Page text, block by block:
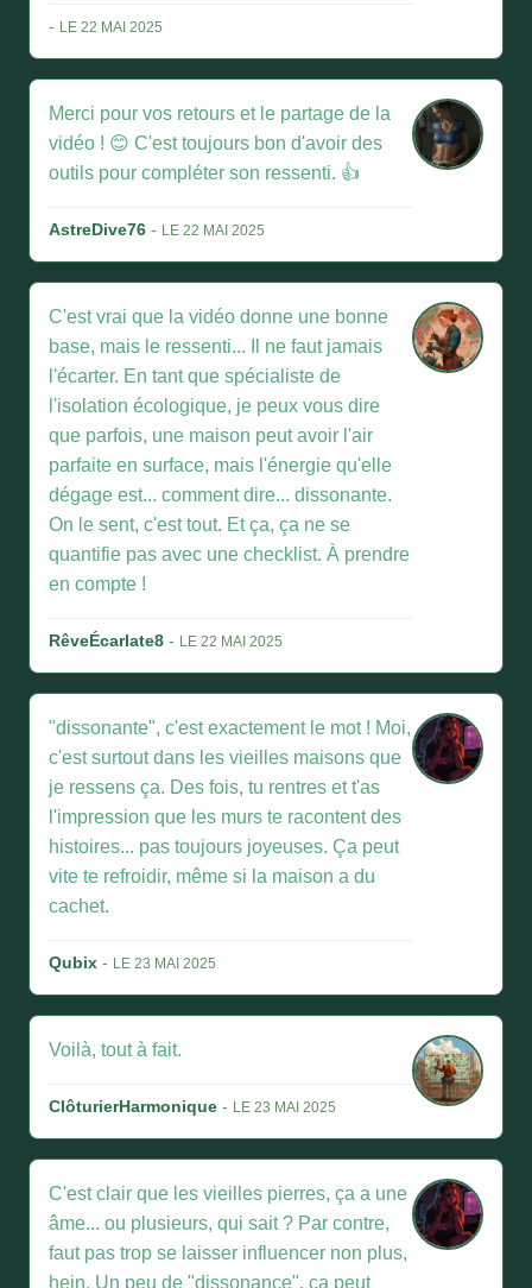
- LE 22 MAI 2025
Merci pour vos retours et le partage de la
vidéo ! 😊 C'est toujours bon d'avoir des
outils pour compléter son ressenti. 👍
AstreDive76 - LE 22 MAI 2025
C'est vrai que la vidéo donne une bonne
base, mais le ressenti... Il ne faut jamais
l'écarter. En tant que spécialiste de
l'isolation écologique, je peux vous dire
que parfois, une maison peut avoir l'air
parfaite en surface, mais l'énergie qu'elle
dégage est... comment dire... dissonante.
On le sent, c'est tout. Et ça, ça ne se
quantifie pas avec une checklist. À prendre
en compte !
RêveÉcarlate8 - LE 22 MAI 2025
"dissonante", c'est exactement le mot ! Moi,
c'est surtout dans les vieilles maisons que
je ressens ça. Des fois, tu rentres et t'as
l'impression que les murs te racontent des
histoires... pas toujours joyeuses. Ça peut
vite te refroidir, même si la maison a du
cachet.
Qubix - LE 23 MAI 2025
Voilà, tout à fait.
ClôturierHarmonique - LE 23 MAI 2025
C'est clair que les vieilles pierres, ça a une
âme... ou plusieurs, qui sait ? Par contre,
faut pas trop se laisser influencer non plus,
hein. Un peu de "dissonance", ça peut